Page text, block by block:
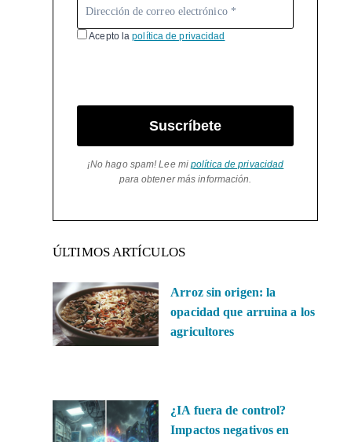
Acepto lapolítica de privacidad
Suscríbete
¡No hago spam! Lee mipolítica de privacidad
para obtener más información.
ÚLTIMOS ARTÍCULOS
Arroz sin origen: la
opacidad que arruina a los
agricultores
¿IA fuera de control?
Impactos negativos en